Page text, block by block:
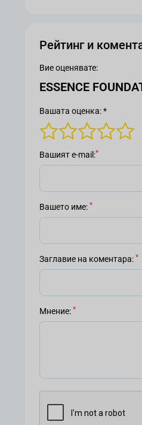
Рейтинг и
Вие оценявате:
ESSENCE
Вашата оценка: *
Вашият е-mail
Вашето име
Заглавие на коментара
Мнение